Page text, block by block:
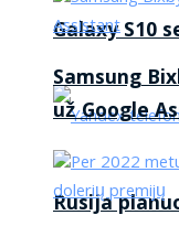
Galaxy S10
Rusija
Samsung
už Google